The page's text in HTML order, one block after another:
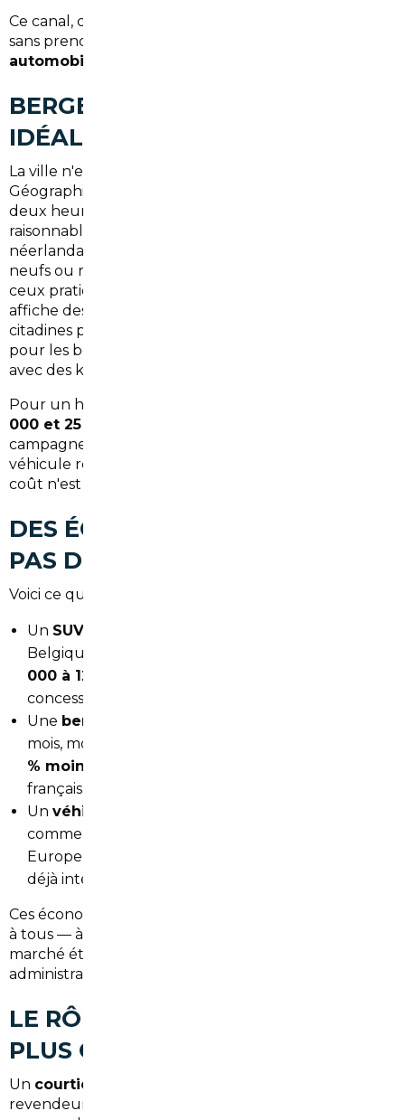
Ce canal, c'est l'import européen. Et pour y accéder
sans prendre de risques, il faut un
automobile spécialisé
BERGERAC, UNE POSITION
IDÉALE POUR IMPORTER
La ville n'est pas qu'un carrefour viticole.
Géographiquement, Bergerac se situe à moins de
deux heures de la frontière espagnole et à portée
raisonnable des marchés allemand, belge et
néerlandais — trois pays où les prix des véhicules
neufs ou récents sont structurellement inférieurs à
ceux pratiqués en France.
affiche des tarifs compétitifs sur les SUV et les
citadines premium.
pour les berlines et les véhicules haut de gamme
avec des kilométrages maîtrisés.
Pour un habitant de Bergerac qui roule
000 et 25 000 km par an
campagne ou l'axe Bergerac-Périgueux, trouver un
véhicule robuste, fiable et bien équipé à moindre
coût n'est pas une fantaisie — c'est du bon sens.
DES ÉCONOMIES CONCRÈTES,
PAS DES PROMESSES VAGUES
Voici ce que l'import peut changer, en pratique :
Un SUV familial neuf
Belgique peut être négocié avec une remise de
000 à 12 000 €
concessionnaire français.
Une berline allemande récente
mois, moins de 10 000 km) peut revenir jusqu'à
% moins cher
français de l'occasion.
Un véhicule utilitaire léger
commerçant bergeracois peut être sourcé en
Europe du Nord avec des options professionnelles
déjà intégrées, sans surcoût.
Ces économies sont réelles, vérifiables, et accessibles
à tous — à condition de savoir naviguer dans un
marché étranger avec ses propres règles
administratives et techniques.
LE RÔLE DU COURTIER : BIEN
PLUS QU'UN INTERMÉDIAIRE
Un courtier automobile
revendeur. C'est un expert qui travaille pour vous,